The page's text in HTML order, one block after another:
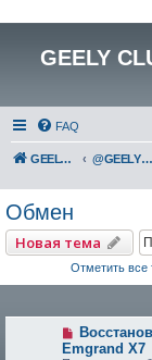
GEELY
FAQ
GEELY Club Belarus @GEELYCLUBBY
Обмен
Новая тема
Отметить все
Emgrand X7